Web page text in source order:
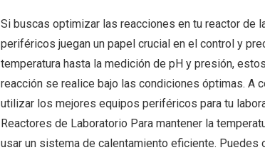
Si buscas optimizar las reacciones en tu reactor de
periféricos juegan un papel crucial en el control y
temperatura hasta la medición de pH y presión,
reacción se realice bajo las condiciones óptimas. A
utilizar los mejores equipos periféricos para tu
Reactores de Laboratorio Para mantener la
usar un sistema de calentamiento eficiente. Puedes